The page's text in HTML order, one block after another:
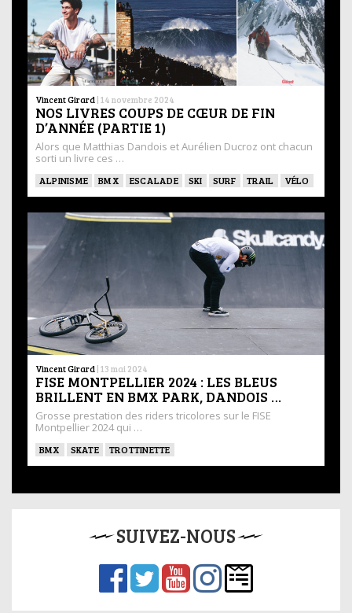
Vincent Girard | 14 novembre 2024
NOS LIVRES COUPS DE CŒUR DE FIN
D’ANNÉE (PARTIE 1)
Alors que Matthias Dandois et Aurélien Ducroz ont chacun
sorti un livre ces …
ALPINISME BMX ESCALADE SKI SURF TRAIL VÉLO
Vincent Girard | 13 mai 2024
FISE MONTPELLIER 2024 : LES BLEUS
BRILLENT EN BMX PARK, DANDOIS …
Grosse prestation des riders tricolores sur le FISE
Montpellier 2024 qui …
BMX SKATE TROTTINETTE
SUIVEZ-NOUS